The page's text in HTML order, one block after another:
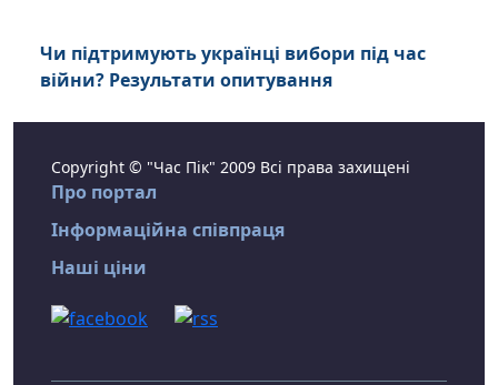
Чи підтримують українці вибори під час
війни? Результати опитування
Copyright © "Час Пік" 2009 Всі права захищені
Про портал
Інформаційна співпраця
Наші ціни